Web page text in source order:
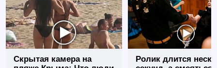
Скрытая камера на
Ролик длится